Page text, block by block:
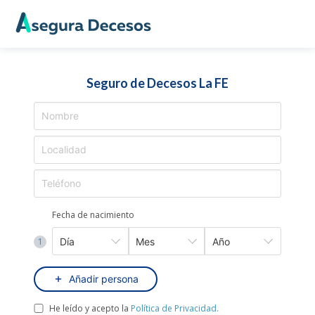
Seguro de Decesos La FE
Fecha de nacimiento
1
Añadir persona
He leído y acepto la Política de Privacidad.